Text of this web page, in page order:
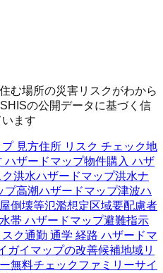
む場所の災害リスクがわから
の公開データに基づく信
ます
見方住所 リスク チェック地
ハザードマップ物件購入 ハザ
洪水ハザードマップ洪水ナ
プ高潮ハザードマップ津波ハ
倒壊等氾濫想定区域要配慮者
帯 ハザードマップ避難指示
ク通勤 通学 経路 ハザードマ
ガイマップの改善候補地域リ
無料チェックファミリーサイ